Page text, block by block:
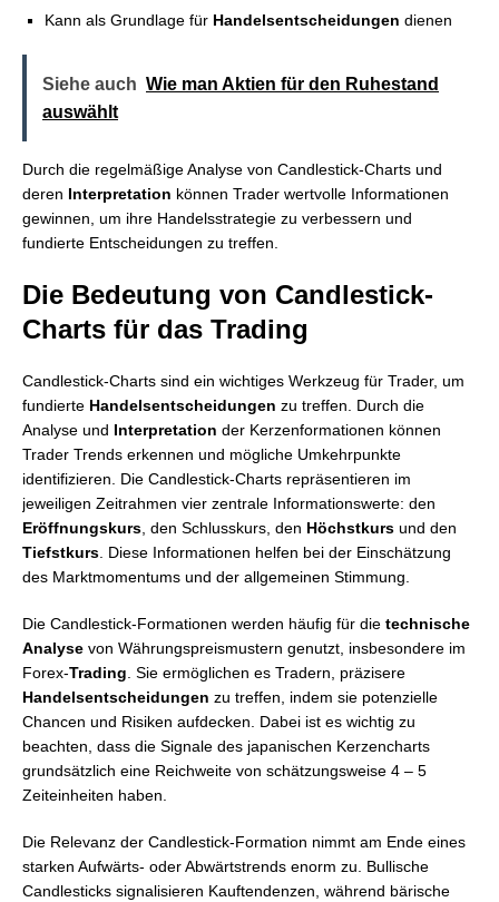
Kann als Grundlage für Handelsentscheidungen dienen
Siehe auch Wie man Aktien für den Ruhestand
auswählt
Durch die regelmäßige Analyse von Candlestick-Charts und
deren Interpretation können Trader wertvolle Informationen
gewinnen, um ihre Handelsstrategie zu verbessern und
fundierte Entscheidungen zu treffen.
Die Bedeutung von Candlestick-
Charts für das Trading
Candlestick-Charts sind ein wichtiges Werkzeug für Trader, um
fundierte Handelsentscheidungen zu treffen. Durch die
Analyse und Interpretation der Kerzenformationen können
Trader Trends erkennen und mögliche Umkehrpunkte
identifizieren. Die Candlestick-Charts repräsentieren im
jeweiligen Zeitrahmen vier zentrale Informationswerte: den
Eröffnungskurs , den Schlusskurs, den Höchstkurs und den
Tiefstkurs . Diese Informationen helfen bei der Einschätzung
des Marktmomentums und der allgemeinen Stimmung.
Die Candlestick-Formationen werden häufig für die technische
Analyse von Währungspreismustern genutzt, insbesondere im
Forex-Trading . Sie ermöglichen es Tradern, präzisere
Handelsentscheidungen zu treffen, indem sie potenzielle
Chancen und Risiken aufdecken. Dabei ist es wichtig zu
beachten, dass die Signale des japanischen Kerzencharts
grundsätzlich eine Reichweite von schätzungsweise 4 – 5
Zeiteinheiten haben.
Die Relevanz der Candlestick-Formation nimmt am Ende eines
starken Aufwärts- oder Abwärtstrends enorm zu. Bullische
Candlesticks signalisieren Kauftendenzen, während bärische